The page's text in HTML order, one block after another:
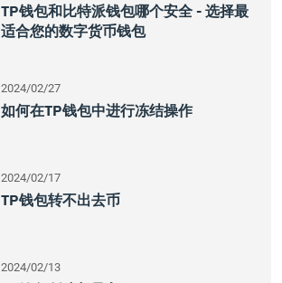
TP钱包和比特派钱包哪个安全 - 选择最
适合您的数字货币钱包
2024/02/27
如何在TP钱包中进行冻结操作
2024/02/17
TP钱包转不出去币
2024/02/13